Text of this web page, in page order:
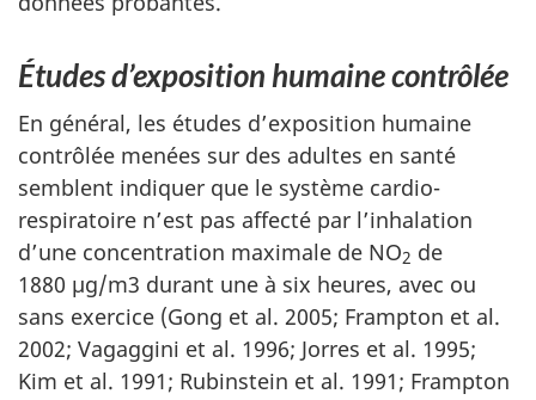
Études d’exposition humaine contrôlée
En général, les études d’exposition humaine
contrôlée menées sur des adultes en santé
semblent indiquer que le système cardio-
respiratoire n’est pas affecté par l’inhalation
d’une concentration maximale de NO2 de
1880 µg/m3 durant une à six heures, avec ou
sans exercice (Gong et al. 2005; Frampton et al.
2002; Vagaggini et al. 1996; Jorres et al. 1995;
Kim et al. 1991; Rubinstein et al. 1991; Frampton